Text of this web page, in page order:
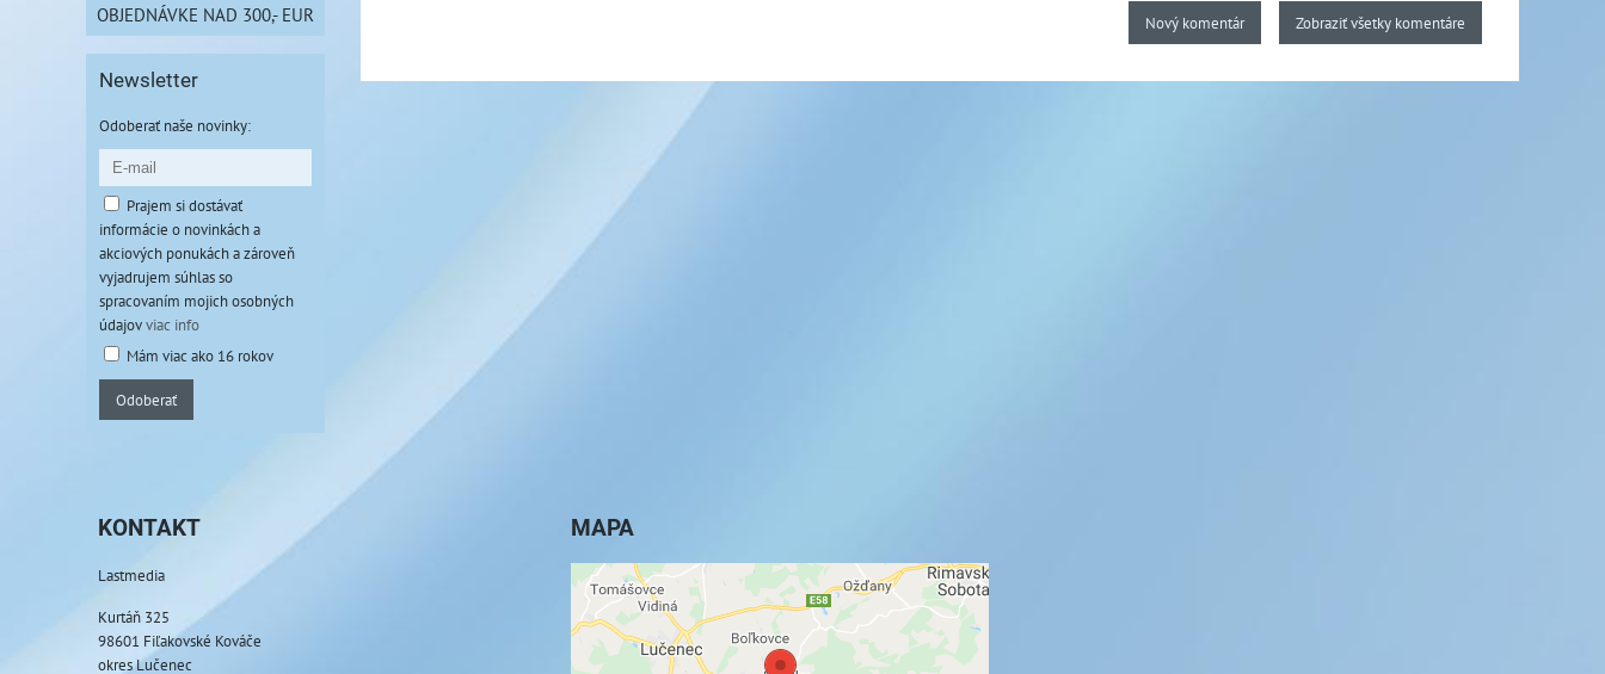
Zobraziť všetky komentáre
Nový komentár
OBJEDNÁVKE NAD 300,- EUR
Newsletter
Odoberať naše novinky:
Prajem si dostávať
informácie o novinkách a
akciových ponukách a zároveň
vyjadrujem súhlas so
spracovaním mojich osobných
údajovviac info
Mám viac ako 16 rokov
Odoberať
KONTAKT
Lastmedia
Kurtáň 325
98601 Fiľakovské Kováče
okres Lučenec
MAPA
Externý obsah je blokovaný Voľbami
súkromia